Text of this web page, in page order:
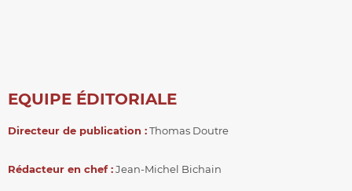
EQUIPE ÉDITORIALE
Directeur de publication :Thomas Doutre
Rédacteur en chef:Jean-Michel Bichain